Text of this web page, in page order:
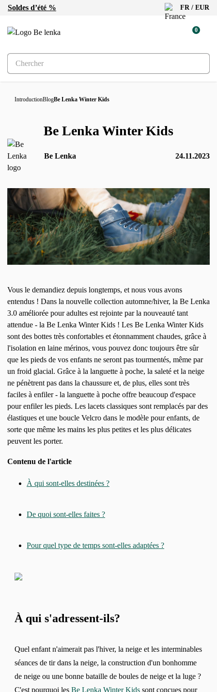
Soldes d’été % FR / EUR
0
IntroductionBlogBe Lenka Winter Kids
Be Lenka Winter Kids
Be Lenka 24.11.2023
Vous le demandiez depuis longtemps, et nous vous avons
entendus ! Dans la nouvelle collection automne/hiver, la Be Lenka
3.0 améliorée pour adultes est rejointe par la nouveauté tant
attendue - la Be Lenka Winter Kids ! Les Be Lenka Winter Kids
sont des bottes très confortables et étonnamment chaudes, grâce à
l'isolation en laine mérinos, vous pouvez donc toujours être sûr
que les pieds de vos enfants ne seront pas tourmentés, même par
un froid glacial. Grâce à la languette à poche, la saleté et la neige
ne pénètrent pas dans la chaussure et, de plus, elles sont très
faciles à enfiler - la languette à poche offre beaucoup d'espace
pour enfiler les pieds. Les lacets classiques sont remplacés par des
élastiques et une boucle Velcro dans le modèle pour enfants, de
sorte que même les mains les plus petites et les plus délicates
peuvent les porter.
Contenu de l'article
À qui sont-elles destinées ?
De quoi sont-elles faites ?
Pour quel type de temps sont-elles adaptées ?
À qui s'adressent-ils?
Quel enfant n'aimerait pas l'hiver, la neige et les interminables
séances de tir dans la neige, la construction d'un bonhomme
de neige ou une bonne bataille de boules de neige et la luge ?
C'est pourquoi les Be Lenka Winter Kids sont conçues pour